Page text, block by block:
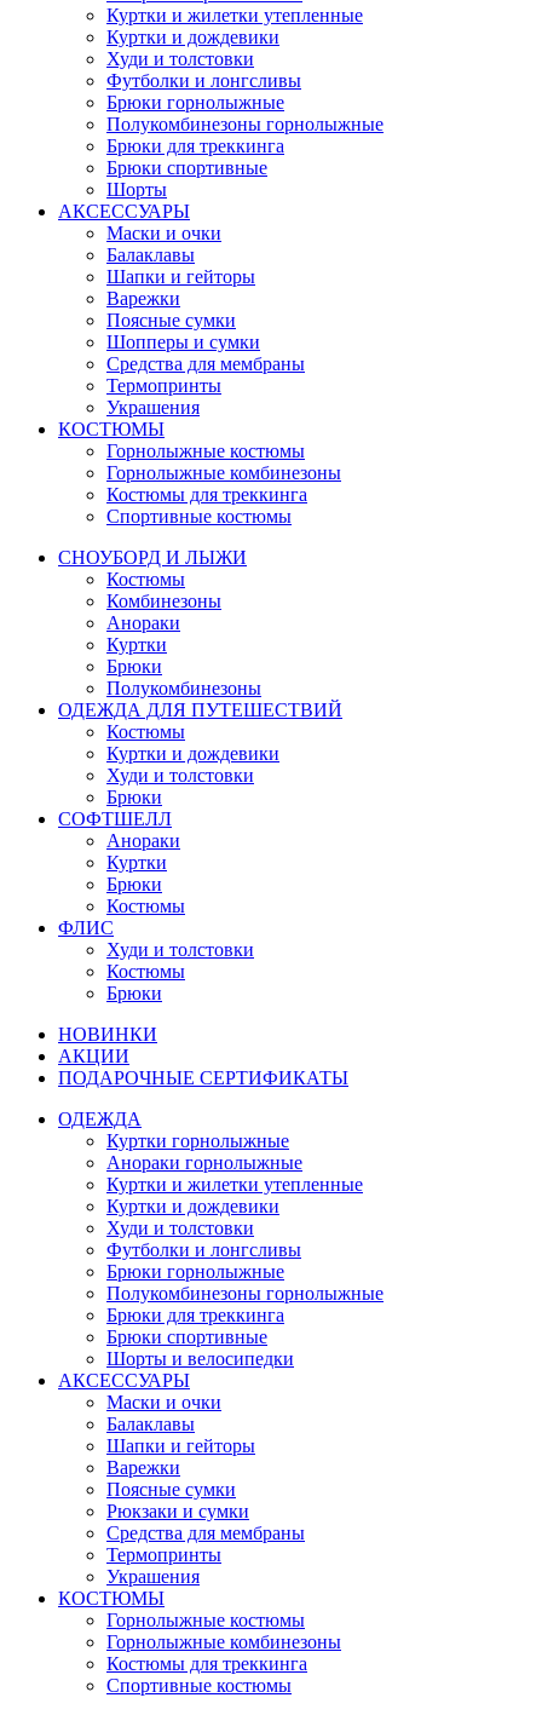
Куртки и жилетки утепленные
Куртки и дождевики
Худи и толстовки
Футболки и лонгсливы
Брюки горнолыжные
Полукомбинезоны горнолыжные
Брюки для треккинга
Брюки спортивные
Шорты
АКСЕССУАРЫ
Маски и очки
Балаклавы
Шапки и гейторы
Варежки
Поясные сумки
Шопперы и сумки
Средства для мембраны
Термопринты
Украшения
КОСТЮМЫ
Горнолыжные костюмы
Горнолыжные комбинезоны
Костюмы для треккинга
Спортивные костюмы
СНОУБОРД И ЛЫЖИ
Костюмы
Комбинезоны
Анораки
Куртки
Брюки
Полукомбинезоны
ОДЕЖДА ДЛЯ ПУТЕШЕСТВИЙ
Костюмы
Куртки и дождевики
Худи и толстовки
Брюки
СОФТШЕЛЛ
Анораки
Куртки
Брюки
Костюмы
ФЛИС
Худи и толстовки
Костюмы
Брюки
НОВИНКИ
АКЦИИ
ПОДАРОЧНЫЕ СЕРТИФИКАТЫ
ОДЕЖДА
Куртки горнолыжные
Анораки горнолыжные
Куртки и жилетки утепленные
Куртки и дождевики
Худи и толстовки
Футболки и лонгсливы
Брюки горнолыжные
Полукомбинезоны горнолыжные
Брюки для треккинга
Брюки спортивные
Шорты и велосипедки
АКСЕССУАРЫ
Маски и очки
Балаклавы
Шапки и гейторы
Варежки
Поясные сумки
Рюкзаки и сумки
Средства для мембраны
Термопринты
Украшения
КОСТЮМЫ
Горнолыжные костюмы
Горнолыжные комбинезоны
Костюмы для треккинга
Спортивные костюмы